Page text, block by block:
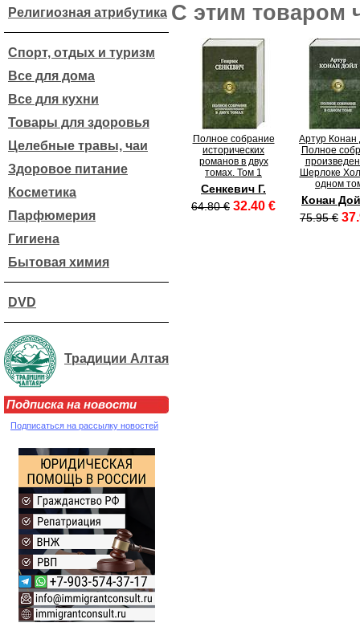
Религиозная атрибутика
Спорт, отдых и туризм
Все для дома
Все для кухни
Товары для здоровья
Целебные травы, чаи
Здоровое питание
Косметика
Парфюмерия
Гигиена
Бытовая химия
DVD
Традиции Алтая
Подписка на новости
Подписаться на рассылку новостей
С этим товаром
Полное собрание
исторических
романов в двух
томах. Том 1
Сенкевич Г.
64.80 € 32.40 €
Артур Конан
Полное
Шерлоке
одном
Конан
75.95 €